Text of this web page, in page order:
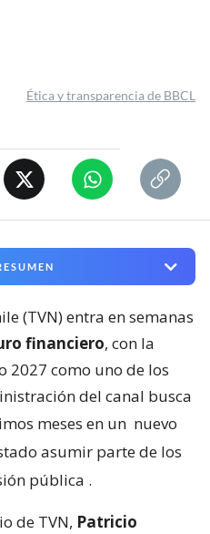
Ética y transparencia de BBCL
(TVN) entra en semanas
financiero, con la
2027 como uno de los
del canal busca
meses en un nuevo
asumir parte de los
pública .
de TVN, Patricio